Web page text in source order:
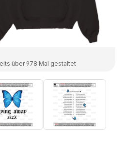
über 978 Mal gestaltet